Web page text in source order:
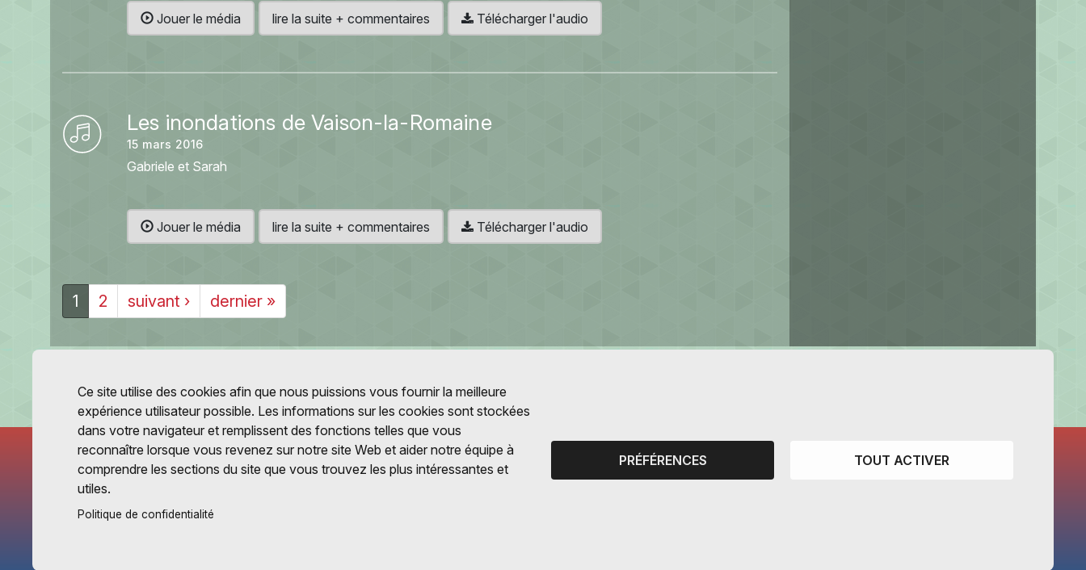
Jouer le média lire la suite + commentaires Télécharger l'audio
Les inondations de Vaison-la-Romaine
15 mars 2016
Gabriele et Sarah
Jouer le média lire la suite + commentaires Télécharger l'audio
1 2 suivant › dernier »
Ce site utilise des cookies afin que nous puissions vous fournir la meilleure
expérience utilisateur possible. Les informations sur les cookies sont stockées
dans votre navigateur et remplissent des fonctions telles que vous
reconnaître lorsque vous revenez sur notre site Web et aider notre équipe à
comprendre les sections du site que vous trouvez les plus intéressantes et
utiles.
Politique de confidentialité
PRÉFÉRENCES TOUT ACTIVER